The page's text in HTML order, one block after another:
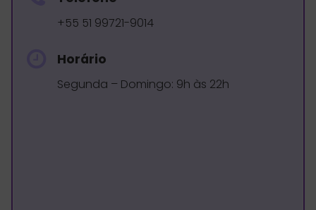
+55 51 99721-9014
Horário
Segunda – Domingo: 9h às 22h